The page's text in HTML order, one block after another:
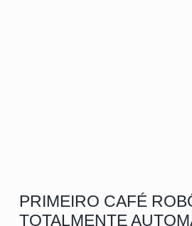
PRIMEIRO CAFÉ
TOTALMENTE